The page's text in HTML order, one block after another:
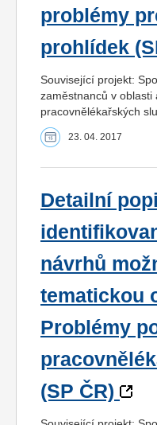
problémy
prohlídek
Související projekt:
zaměstnanců v
pracovnělékařských
23. 04. 2017
Detailní
návrhů
tematickou
Problémy
(SP ČR)